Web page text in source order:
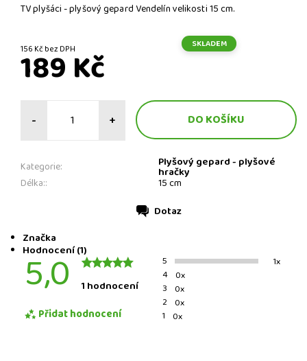
TV plyšáci - plyšový gepard Vendelín velikosti 15 cm.
156 Kč bez DPH SKLADEM
189 Kč
- +
Kategorie: Plyšový gepard - plyšové
hračky
Délka:: 15 cm
Dotaz
Značka
Hodnocení (1)
5,0
1 hodnocení
Přidat hodnocení
5
1x
4 0x
3
0x
2
0x
1
0x